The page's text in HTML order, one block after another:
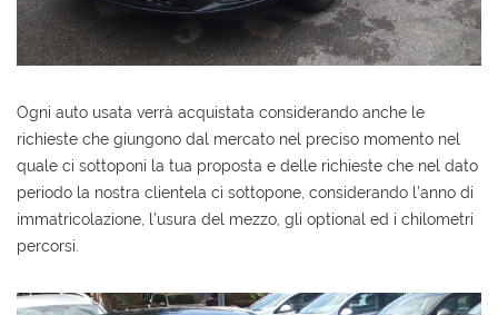
Ogni auto usata verrà acquistata considerando anche le
richieste che giungono dal mercato nel preciso momento nel
quale ci sottoponi la tua proposta e delle richieste che nel dato
periodo la nostra clientela ci sottopone, considerando l’anno di
immatricolazione, l’usura del mezzo, gli optional ed i chilometri
percorsi.